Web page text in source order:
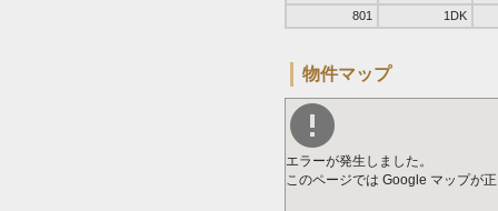
801
1DK
物件マップ
エラーが発生しました。
このページでは Google マップが